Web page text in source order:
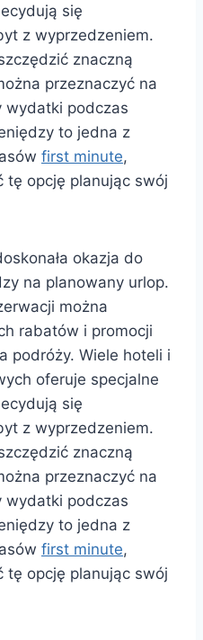
się
z wyprzedzeniem.
znaczną
przeznaczyć na
wydatki podczas
to jedna z
first minute,
opcję planując swój
okazja do
na planowany urlop.
można
rabatów i promocji
podróży. Wiele hoteli i
oferuje specjalne
się
z wyprzedzeniem.
znaczną
przeznaczyć na
wydatki podczas
to jedna z
first minute,
opcję planując swój